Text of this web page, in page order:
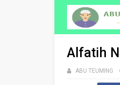
Alfatih
ABU TEUMING